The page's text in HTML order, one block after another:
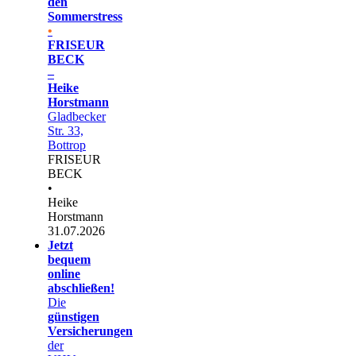
Sommerstress
•
FRISEUR
BECK
–
Heike
Horstmann
Gladbecker
Str. 33,
Bottrop
FRISEUR
BECK
•
Heike
Horstmann
31.07.2026
Jetzt
bequem
online
abschließen!
Die
günstigen
Versicherungen
der